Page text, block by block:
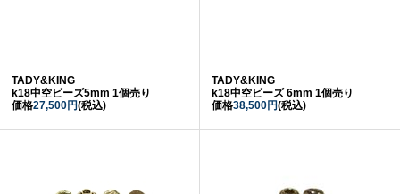
TADY&KING
k18中空ビーズ5mm 1個売り
価格27,500円(税込)
TADY&KING
k18中空ビーズ 6mm 1個売り
価格38,500円(税込)